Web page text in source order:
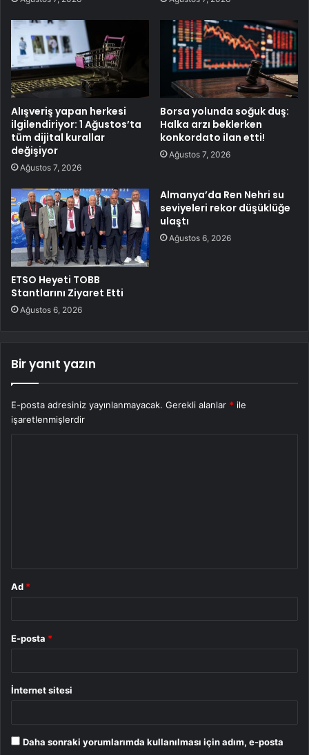
Alışveriş yapan herkesi
ilgilendiriyor: 1 Ağustos’ta
tüm dijital kurallar
değişiyor
Ağustos 7, 2026
Borsa yolunda soğuk duş:
Halka arzı beklerken
konkordato ilan etti!
Ağustos 7, 2026
ETSO Heyeti TOBB
Stantlarını Ziyaret Etti
Ağustos 6, 2026
Almanya’da Ren Nehri su
seviyeleri rekor düşüklüğe
ulaştı
Ağustos 6, 2026
Bir yanıt yazın
E-posta adresiniz yayınlanmayacak. Gerekli alanlar * ile
işaretlenmişlerdir
Ad *
E-posta *
İnternet sitesi
Daha sonraki yorumlarımda kullanılması için adım, e-posta